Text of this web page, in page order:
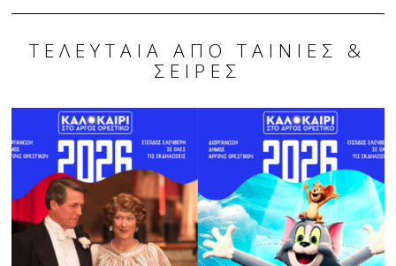
ΤΕΛΕΥΤΑΊΑ ΑΠΌ ΤΑΙΝΊΕΣ &
ΣΕΙΡΈΣ